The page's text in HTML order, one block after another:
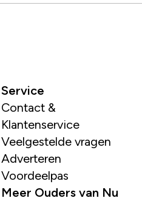
Service
Contact &
Klantenservice
Veelgestelde vragen
Adverteren
Voordeelpas
Meer Ouders van Nu